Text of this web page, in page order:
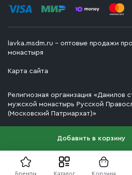
Бренды Каталог Корзина
Добавить в корзину
lavka.msdm.ru – оптовые продажи
монастыря
Карта сайта
Религиозная организация «Данилов
мужской монастырь Русской
(Московский Патриархат)»